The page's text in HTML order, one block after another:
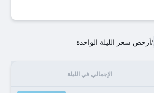
/أرخص سعر الليلة الواحدة
الإجمالي في الليلة